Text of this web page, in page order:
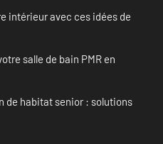
intérieur avec ces idées de
salle de bain PMR en
de habitat senior : solutions